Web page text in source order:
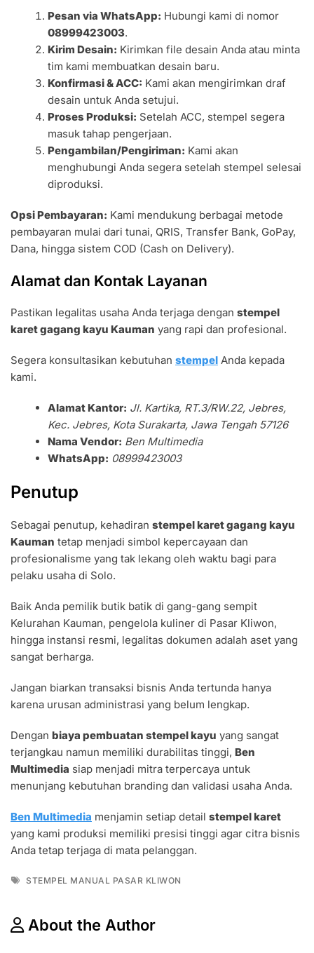
Pesan via WhatsApp: Hubungi kami di nomor
08999423003.
Kirim Desain: Kirimkan file desain Anda atau minta
tim kami membuatkan desain baru.
Konfirmasi & ACC: Kami akan mengirimkan draf
desain untuk Anda setujui.
Proses Produksi: Setelah ACC, stempel segera
masuk tahap pengerjaan.
Pengambilan/Pengiriman: Kami akan
menghubungi Anda segera setelah stempel selesai
diproduksi.
Opsi Pembayaran: Kami mendukung berbagai metode
pembayaran mulai dari tunai, QRIS, Transfer Bank, GoPay,
Dana, hingga sistem COD (Cash on Delivery).
Alamat dan Kontak Layanan
Pastikan legalitas usaha Anda terjaga dengan stempel
karet gagang kayu Kauman yang rapi dan profesional.
Segera konsultasikan kebutuhan stempel Anda kepada
kami.
Alamat Kantor: Jl. Kartika, RT.3/RW.22, Jebres,
Kec. Jebres, Kota Surakarta, Jawa Tengah 57126
Nama Vendor: Ben Multimedia
WhatsApp: 08999423003
Penutup
Sebagai penutup, kehadiran stempel karet gagang kayu
Kauman tetap menjadi simbol kepercayaan dan
profesionalisme yang tak lekang oleh waktu bagi para
pelaku usaha di Solo.
Baik Anda pemilik butik batik di gang-gang sempit
Kelurahan Kauman, pengelola kuliner di Pasar Kliwon,
hingga instansi resmi, legalitas dokumen adalah aset yang
sangat berharga.
Jangan biarkan transaksi bisnis Anda tertunda hanya
karena urusan administrasi yang belum lengkap.
Dengan biaya pembuatan stempel kayu yang sangat
terjangkau namun memiliki durabilitas tinggi, Ben
Multimedia siap menjadi mitra terpercaya untuk
menunjang kebutuhan branding dan validasi usaha Anda.
Ben Multimedia menjamin setiap detail stempel karet
yang kami produksi memiliki presisi tinggi agar citra bisnis
Anda tetap terjaga di mata pelanggan.
Tags
STEMPEL MANUAL PASAR KLIWON
About the Author